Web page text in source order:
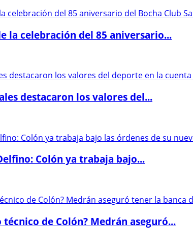
la celebración del 85 aniversario...
destacaron los valores del...
Colón ya trabaja bajo...
de Colón? Medrán aseguró...